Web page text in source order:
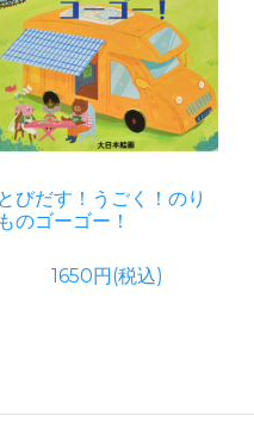
とびだす！うごく！のり
ものゴーゴー！
1650円(税込)